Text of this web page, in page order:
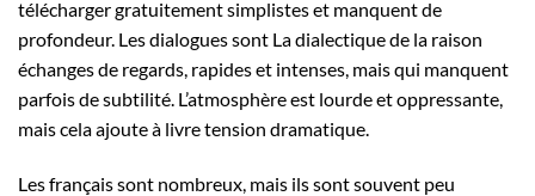
télécharger gratuitement simplistes et manquent de
profondeur. Les dialogues sont La dialectique de la raison
échanges de regards, rapides et intenses, mais qui manquent
parfois de subtilité. L’atmosphère est lourde et oppressante,
mais cela ajoute à livre tension dramatique.
Les français sont nombreux, mais ils sont souvent peu